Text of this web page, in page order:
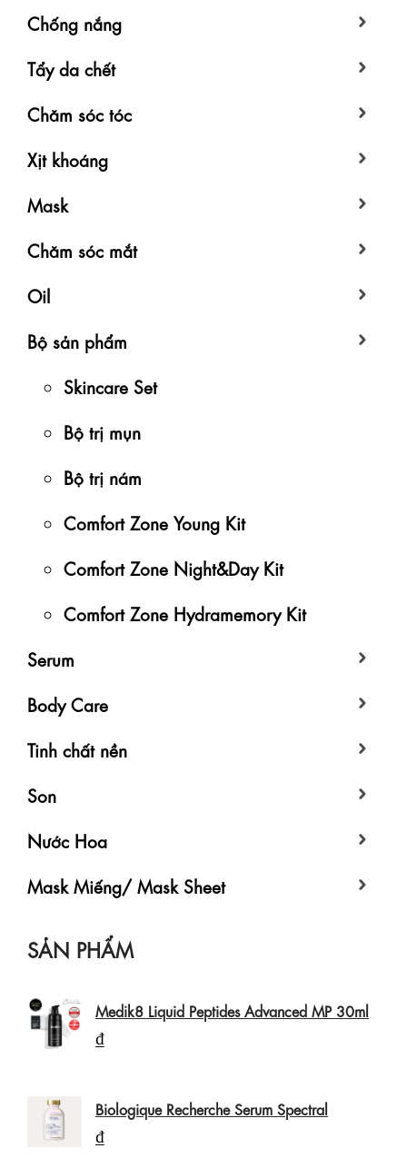
Chống nắng
Tẩy da chết
Chăm sóc tóc
Xịt khoáng
Mask
Chăm sóc mắt
Oil
Bộ sản phẩm
Skincare Set
Bộ trị mụn
Bộ trị nám
Comfort Zone Young Kit
Comfort Zone Night&Day Kit
Comfort Zone Hydramemory Kit
Serum
Body Care
Tinh chất nền
Son
Nước Hoa
Mask Miếng/ Mask Sheet
SẢN PHẨM
Medik8 Liquid Peptides Advanced MP 30ml
₫
Biologique Recherche Serum Spectral
₫